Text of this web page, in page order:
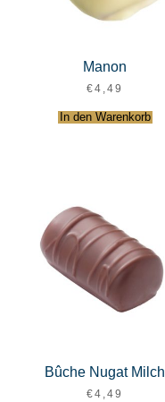
Manon
€4,49
In den Warenkorb
Bûche Nugat Milch
€4,49